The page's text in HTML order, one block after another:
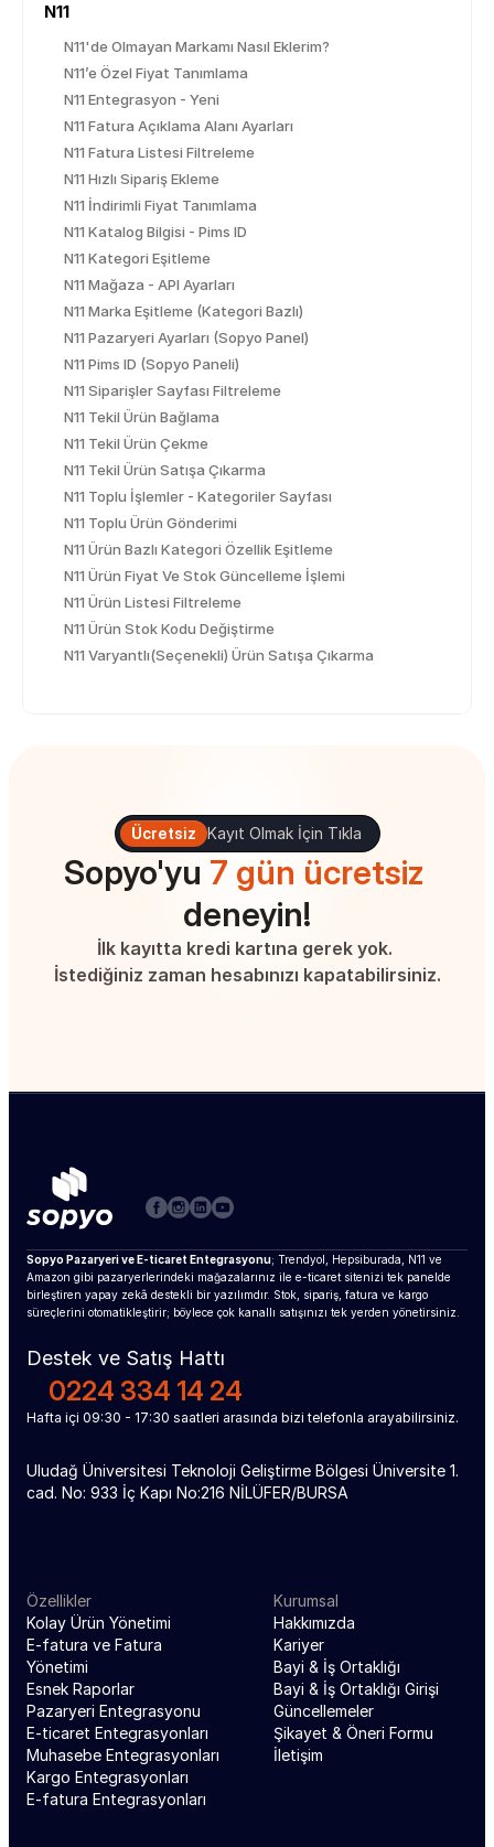
N11
N11'de Olmayan Markamı Nasıl Eklerim?
N11’e Özel Fiyat Tanımlama
N11 Entegrasyon - Yeni
N11 Fatura Açıklama Alanı Ayarları
N11 Fatura Listesi Filtreleme
N11 Hızlı Sipariş Ekleme
N11 İndirimli Fiyat Tanımlama
N11 Katalog Bilgisi - Pims ID
N11 Kategori Eşitleme
N11 Mağaza - API Ayarları
N11 Marka Eşitleme (Kategori Bazlı)
N11 Pazaryeri Ayarları (Sopyo Panel)
N11 Pims ID (Sopyo Paneli)
N11 Siparişler Sayfası Filtreleme
N11 Tekil Ürün Bağlama
N11 Tekil Ürün Çekme
N11 Tekil Ürün Satışa Çıkarma
N11 Toplu İşlemler - Kategoriler Sayfası
N11 Toplu Ürün Gönderimi
N11 Ürün Bazlı Kategori Özellik Eşitleme
N11 Ürün Fiyat Ve Stok Güncelleme İşlemi
N11 Ürün Listesi Filtreleme
N11 Ürün Stok Kodu Değiştirme
N11 Varyantlı(Seçenekli) Ürün Satışa Çıkarma
Ücretsiz Kayıt Olmak İçin Tıkla
Sopyo'yu 7 gün ücretsiz
deneyin!
İlk kayıtta kredi kartına gerek yok.
İstediğiniz zaman hesabınızı kapatabilirsiniz.
Sopyo Pazaryeri ve E-ticaret Entegrasyonu; Trendyol, Hepsiburada, N11 ve
Amazon gibi pazaryerlerindeki mağazalarınız ile e-ticaret sitenizi tek panelde
birleştiren yapay zekâ destekli bir yazılımdır. Stok, sipariş, fatura ve kargo
süreçlerini otomatikleştirir; böylece çok kanallı satışınızı tek yerden yönetirsiniz.
Destek ve Satış Hattı
0224 334 14 24
Hafta içi 09:30 - 17:30 saatleri arasında bizi telefonla arayabilirsiniz.
Uludağ Üniversitesi Teknoloji Geliştirme Bölgesi Üniversite 1.
cad. No: 933 İç Kapı No:216 NİLÜFER/BURSA
Özellikler
Kolay Ürün Yönetimi
E-fatura ve Fatura
Yönetimi
Esnek Raporlar
Pazaryeri Entegrasyonu
E-ticaret Entegrasyonları
Muhasebe Entegrasyonları
Kargo Entegrasyonları
E-fatura Entegrasyonları
Kurumsal
Hakkımızda
Kariyer
Bayi & İş Ortaklığı
Bayi & İş Ortaklığı Girişi
Güncellemeler
Şikayet & Öneri Formu
İletişim